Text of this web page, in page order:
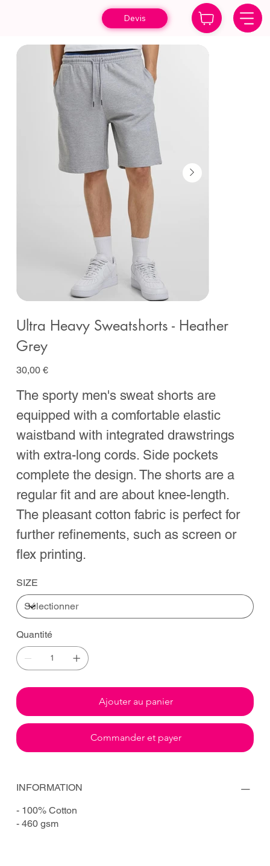
Devis
Ultra Heavy Sweatshorts - Heather
Grey
Prix
30,00 €
The sporty men's sweat shorts are
equipped with a comfortable elastic
waistband with integrated drawstrings
with extra-long cords. Side pockets
complete the design. The shorts are a
regular fit and are about knee-length.
The pleasant cotton fabric is perfect for
further refinements, such as screen or
flex printing.
SIZE
Quantité
Ajouter au panier
Commander et payer
INFORMATION
- 100% Cotton
- 460 gsm